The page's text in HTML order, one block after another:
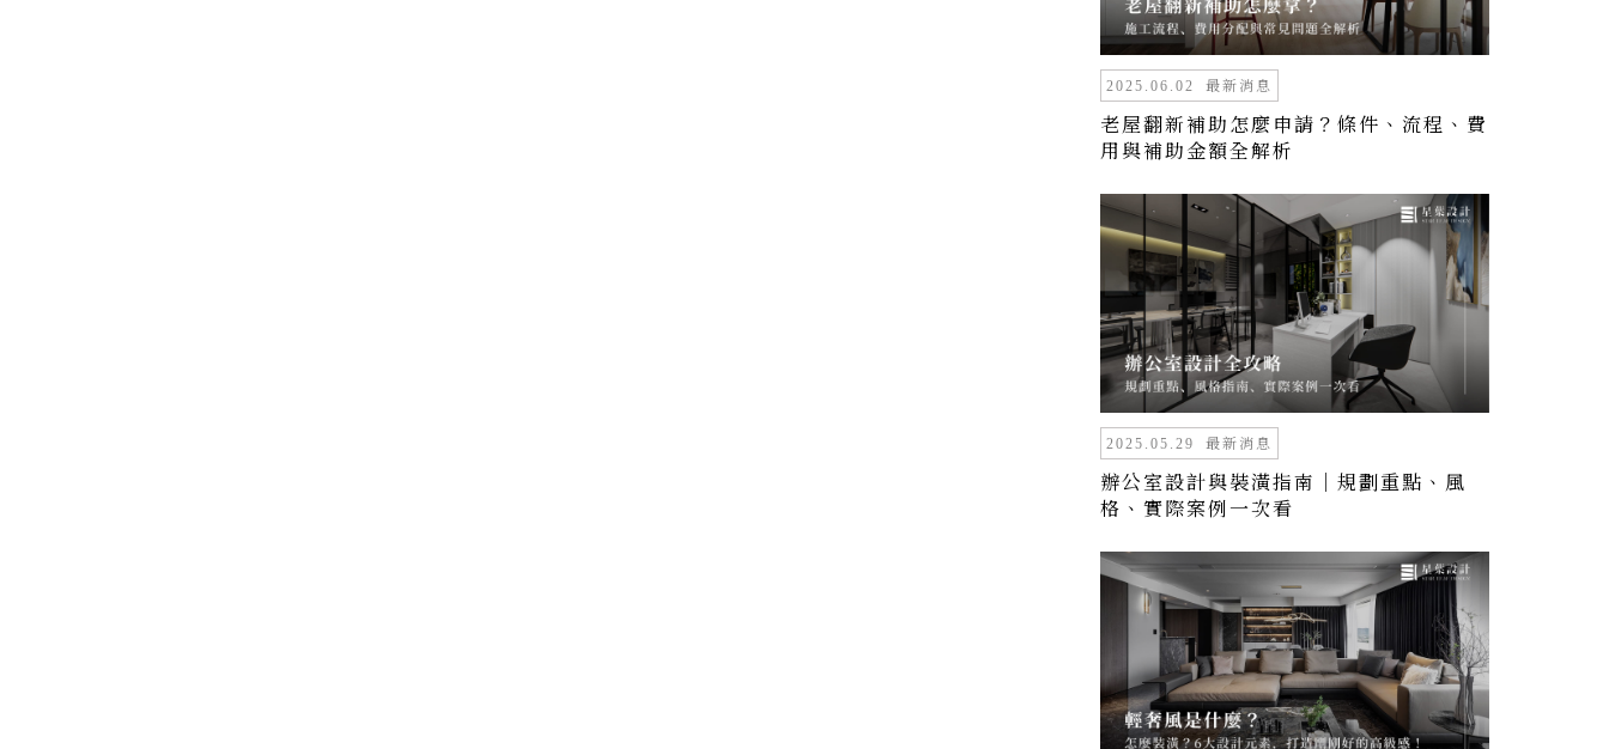
2025.06.02 最新消息
老屋翻新補助怎麼申請？條件、流程、費
用與補助金額全解析
2025.05.29 最新消息
辦公室設計與裝潢指南｜規劃重點、風
格、實際案例一次看